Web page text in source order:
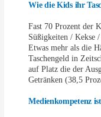
Wie die Kids ihr
Fast 70 Prozent der
Süßigkeiten / Kekse
Etwas mehr als die
Taschengeld in
auf Platz die der
Getränken (38,5
Medienkompetenz